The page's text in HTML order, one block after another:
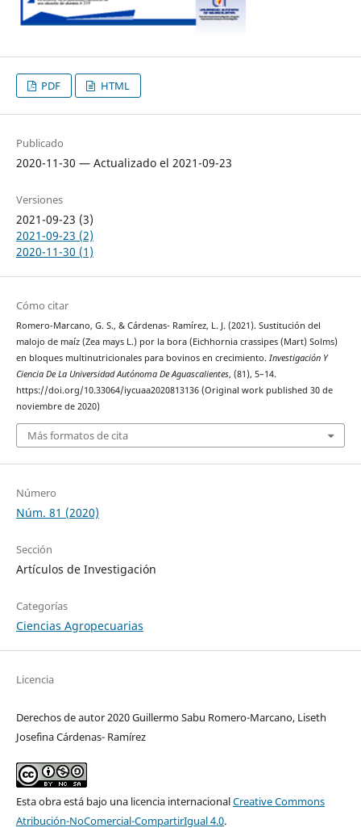
PDF HTML
Publicado
2020-11-30 — Actualizado el 2021-09-23
Versiones
2021-09-23 (3)
2021-09-23 (2)
2020-11-30 (1)
Cómo citar
Romero-Marcano, G. S., & Cárdenas- Ramírez, L. J. (2021). Sustitución del
malojo de maíz (Zea mays L.) por la bora (Eichhornia crassipes (Mart) Solms)
en bloques multinutricionales para bovinos en crecimiento. Investigación Y
Ciencia De La Universidad Autónoma De Aguascalientes, (81), 5–14.
https://doi.org/10.33064/iycuaa2020813136 (Original work published 30 de
noviembre de 2020)
Más formatos de cita
Número
Núm. 81 (2020)
Sección
Artículos de Investigación
Categorías
Ciencias Agropecuarias
Licencia
Derechos de autor 2020 Guillermo Sabu Romero-Marcano, Liseth
Josefina Cárdenas- Ramírez
Esta obra está bajo una licencia internacionalCreative Commons
Atribución-NoComercial-CompartirIgual 4.0.